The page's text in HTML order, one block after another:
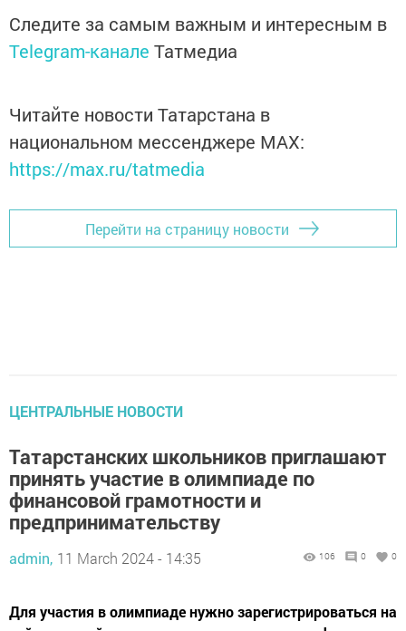
Следите за самым важным и интересным в
Telegram-канале Татмедиа
Читайте новости Татарстана в
национальном мессенджере MАХ:
https://max.ru/tatmedia
Перейти на страницу новости
ЦЕНТРАЛЬНЫЕ НОВОСТИ
Татарстанских школьников приглашают
принять участие в олимпиаде по
финансовой грамотности и
предпринимательству
admin, 11 March 2024 - 14:35 106 0 0
Для участия в олимпиаде нужно зарегистрироваться на